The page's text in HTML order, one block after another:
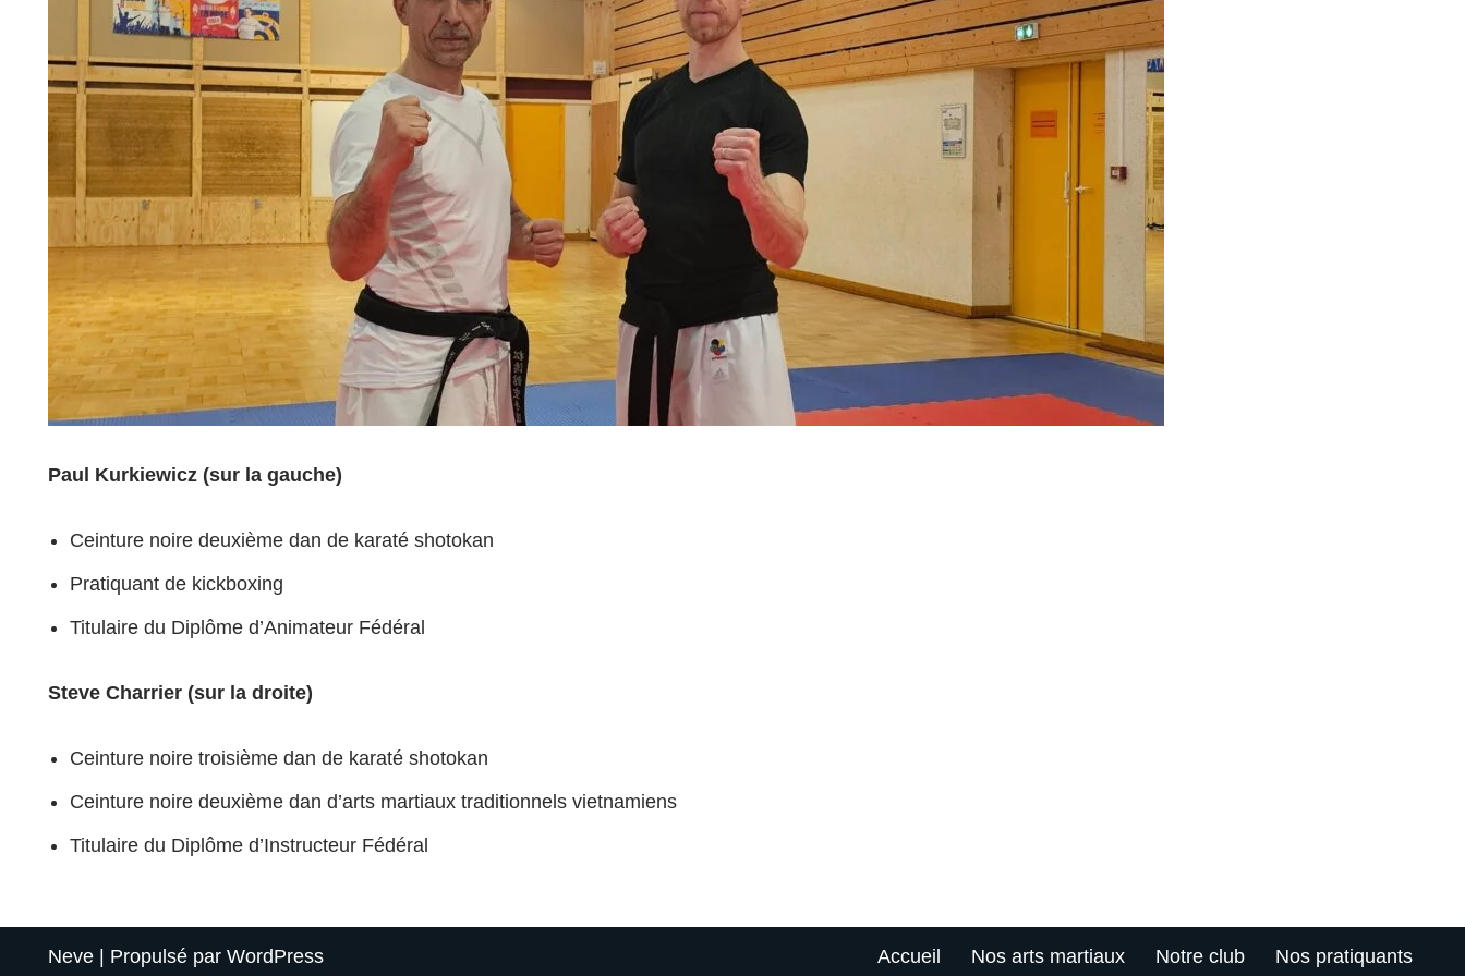
Paul Kurkiewicz (sur la gauche)
Ceinture noire deuxième dan de karaté shotokan
Pratiquant de kickboxing
Titulaire du Diplôme d’Animateur Fédéral
Steve Charrier (sur la droite)
Ceinture noire troisième dan de karaté shotokan
Ceinture noire deuxième dan d’arts martiaux traditionnels vietnamiens
Titulaire du Diplôme d’Instructeur Fédéral
Neve | Propulsé par WordPress Accueil Nos arts martiaux Notre club Nos pratiquants